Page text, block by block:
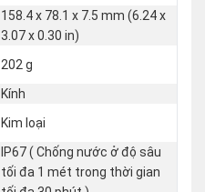
158.4 x 78.1 x 7.5 mm (6.24 x
3.07 x 0.30 in)
202 g
Kính
Kim loại
IP67 ( Chống nước ở độ sâu
tối đa 1 mét trong thời gian